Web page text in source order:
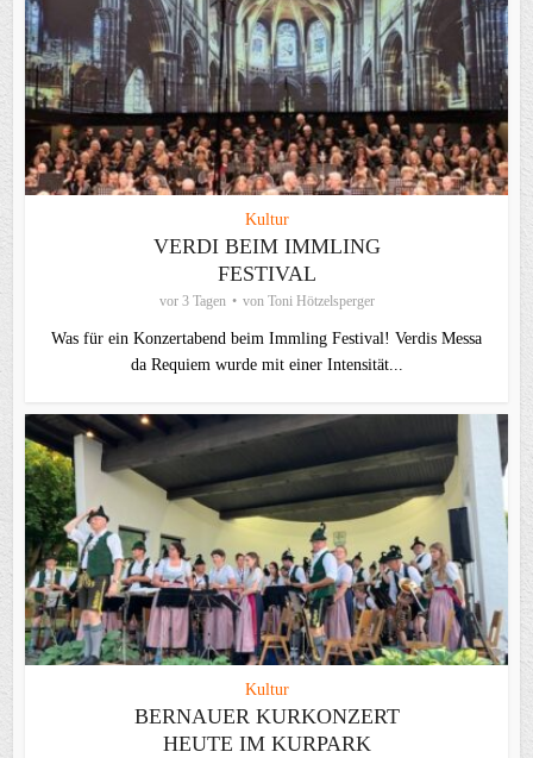
Kultur
VERDI BEIM IMMLING
FESTIVAL
vor 3 Tagen von Toni Hötzelsperger
Was für ein Konzertabend beim Immling Festival! Verdis Messa
da Requiem wurde mit einer Intensität...
Kultur
BERNAUER KURKONZERT
HEUTE IM KURPARK